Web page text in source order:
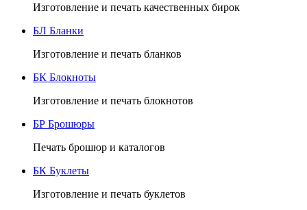
Изготовление и печать качественных бирок
БЛ Бланки
Изготовление и печать бланков
БК Блокноты
Изготовление и печать блокнотов
БР Брошюры
Печать брошюр и каталогов
БК Буклеты
Изготовление и печать буклетов